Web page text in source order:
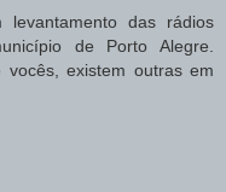
das rádios
de Porto Alegre.
existem outras em